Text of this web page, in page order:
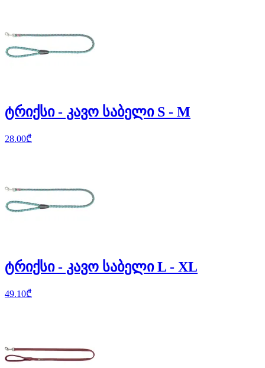
ტრიქსი - კავო საბელი S - M
28.00₾
ტრიქსი - კავო საბელი L - XL
49.10₾